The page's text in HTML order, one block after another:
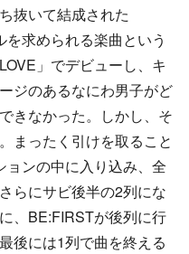
抜いて結成された
求められる楽曲という
」でデビューし、キ
ジのあるなにわ男子がど
きなかった。しかし、そ
まったく引けを取ること
ンの中に入り込み、全
らにサビ後半の2列にな
、BE:FIRSTが後列に行
後には1列で曲を終える